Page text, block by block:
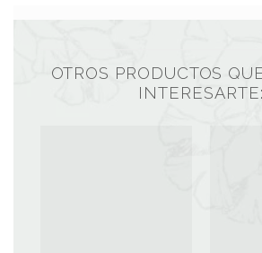
OTROS PRODUCTOS
INTERESARTE: